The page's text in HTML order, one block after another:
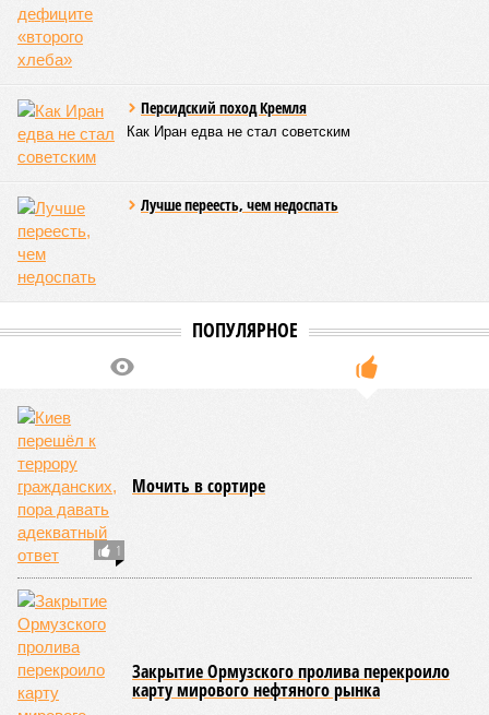
Персидский поход Кремля
Как Иран едва не стал советским
Лучше переесть, чем недоспать
ПОПУЛЯРНОЕ
1
Мочить в сортире
Закрытие Ормузского пролива перекроило
карту мирового нефтяного рынка